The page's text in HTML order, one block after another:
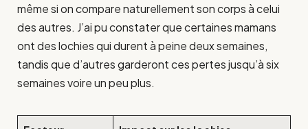
même si on compare naturellement son corps à celui
des autres. J’ai pu constater que certaines mamans
ont des lochies qui durent à peine deux semaines,
tandis que d’autres garderont ces pertes jusqu’à six
semaines voire un peu plus.